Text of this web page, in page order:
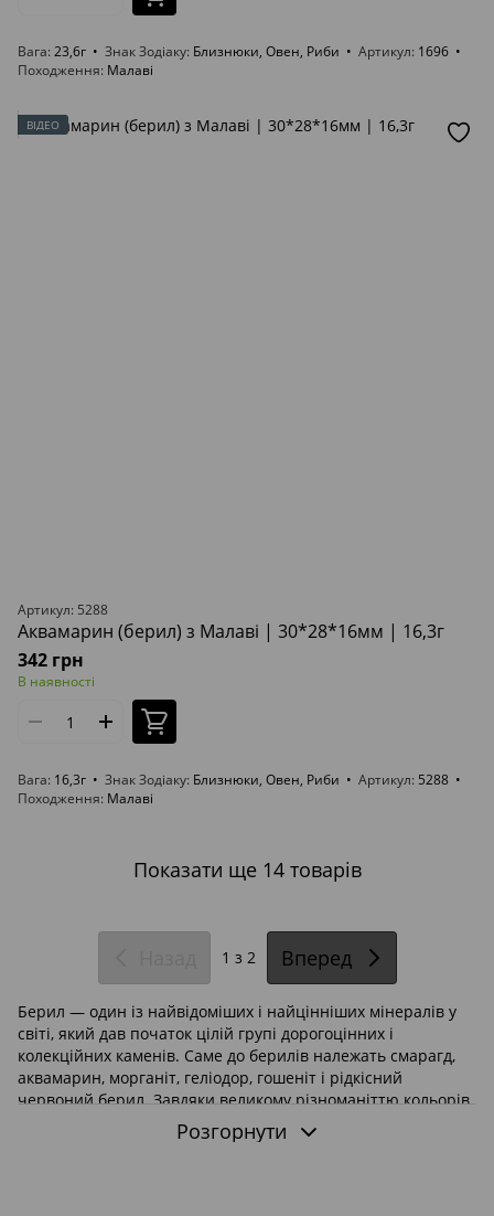
Вага 23,6г Знак Зодіаку Близнюки, Овен, Риби Артикул 1696
Походження Малаві
ВІДЕО
Артикул: 5288
Аквамарин (берил) з Малаві | 30*28*16мм | 16,3г
342 грн
В наявності
Вага 16,3г Знак Зодіаку Близнюки, Овен, Риби Артикул 5288
Походження Малаві
Показати ще 14 товарів
1 з 2 Вперед
Берил — один із найвідоміших і найцінніших мінералів у
світі, який дав початок цілій групі дорогоцінних і
колекційних каменів. Саме до берилів належать смарагд,
аквамарин, морганіт, геліодор, гошеніт і рідкісний
червоний берил. Завдяки великому різноманіттю кольорів,
високій твердості та красивим природним кристалам
берил високо цінується серед колекціонерів, мінералогів,
Розгорнути